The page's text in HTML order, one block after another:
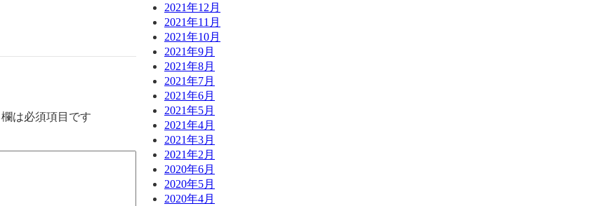
は必須項目です
2021年12月
2021年11月
2021年10月
2021年9月
2021年8月
2021年7月
2021年6月
2021年5月
2021年4月
2021年3月
2021年2月
2020年6月
2020年5月
2020年4月